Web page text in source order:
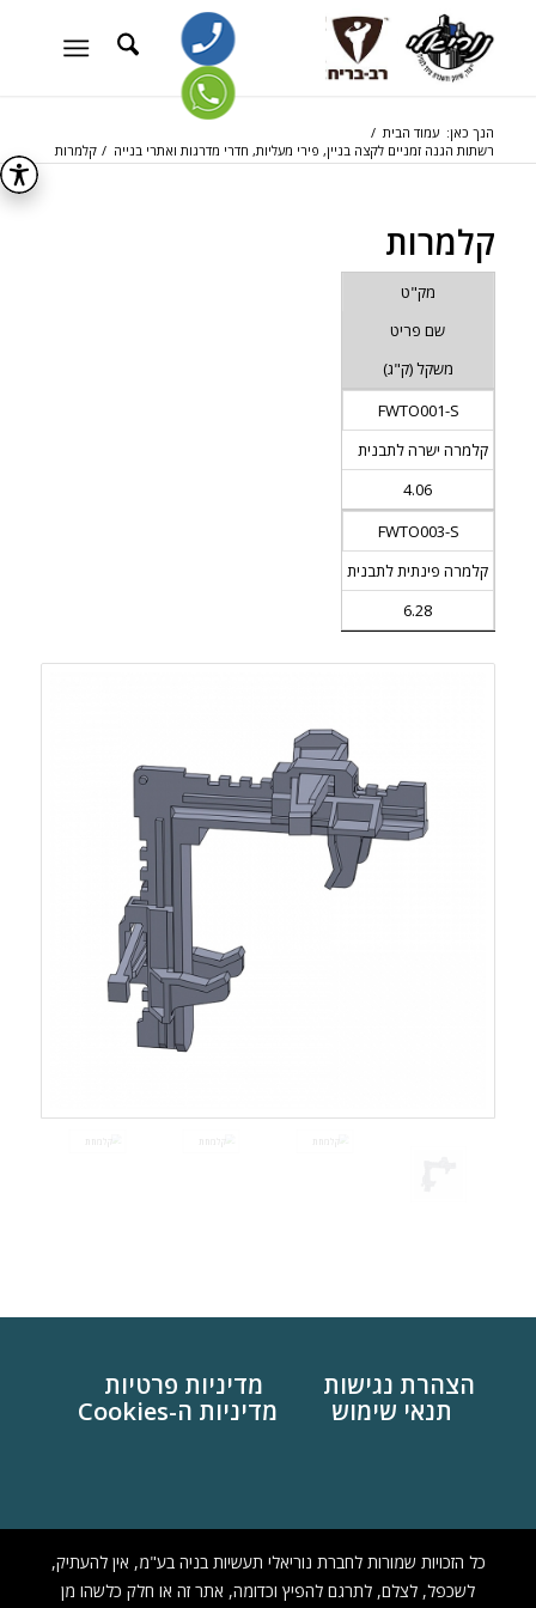
הנך כאן: עמוד הבית /
רשתות הגנה זמניים לקצה בניין, פירי מעליות, חדרי מדרגות ואתרי בנייה / קלמרות
קלמרות
מק"ט
שם פריט
משקל (ק"ג)
FWTO001-S
קלמרה ישרה לתבנית
4.06
FWTO003-S
קלמרה פינתית לתבנית
6.28
הצהרת נגישות
מדיניות פרטיות
תנאי שימוש
מדיניות ה-Cookies
כל הזכויות שמורות לחברת נוריאלי תעשיות בניה בע"מ, אין להעתיק,
לשכפל, לצלם, לתרגם להפיץ וכדומה, אתר זה או חלק כלשהו מן